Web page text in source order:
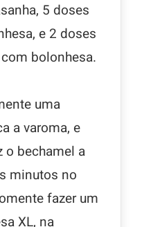
5 doses
e 2 doses
bolonhesa.
uma
a varoma, e
o bechamel a
minutos no
fazer um
XL, na